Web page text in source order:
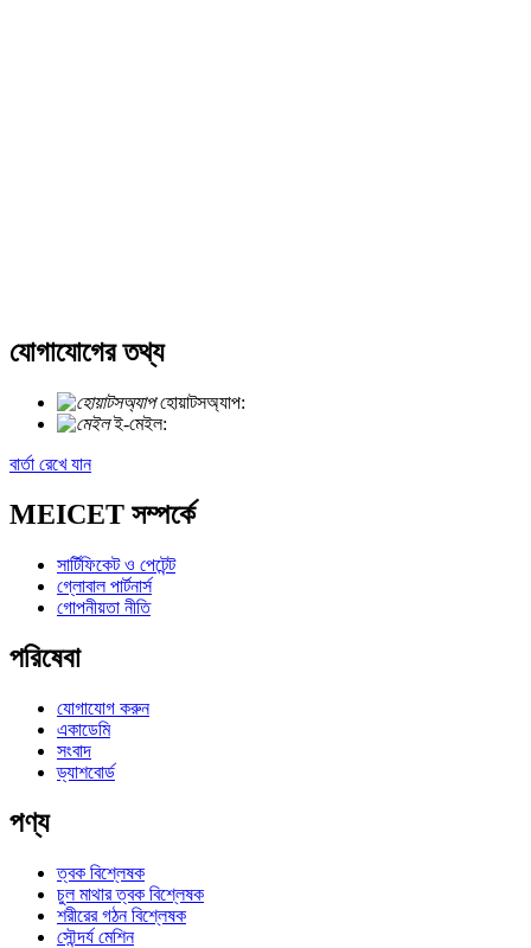
যোগাযোগের তথ্য
হোয়াটসঅ্যাপ:
ই-মেইল:
বার্তা রেখে যান
MEICET সম্পর্কে
সার্টিফিকেট ও পেটেন্ট
গ্লোবাল পার্টনার্স
গোপনীয়তা নীতি
পরিষেবা
যোগাযোগ করুন
একাডেমি
সংবাদ
ড্যাশবোর্ড
পণ্য
ত্বক বিশ্লেষক
চুল মাথার ত্বক বিশ্লেষক
শরীরের গঠন বিশ্লেষক
সৌন্দর্য মেশিন